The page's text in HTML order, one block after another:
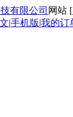
有限公司 网站 [
|手机版|我的订